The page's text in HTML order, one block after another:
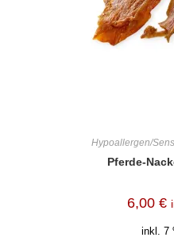
Hypoallergen/
Pferde-
6,00 €
inkl. 7